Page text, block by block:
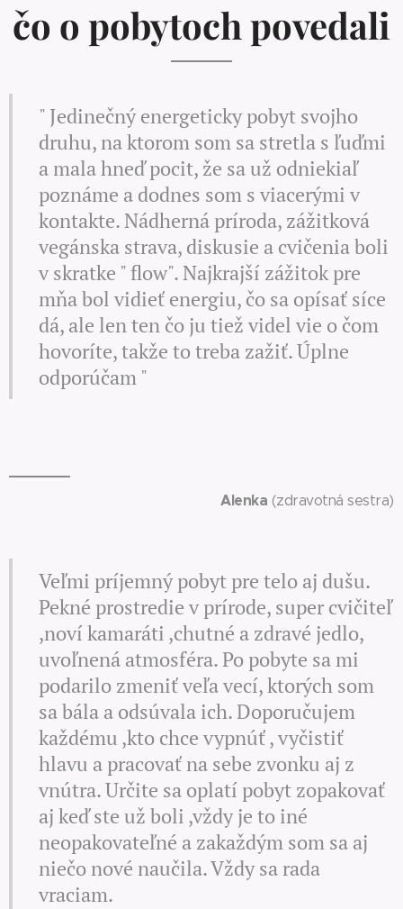
čo o pobytoch povedali
" Jedinečný energeticky pobyt svojho
druhu, na ktorom som sa stretla s ľuďmi
a mala hneď pocit, že sa už odniekiaľ
poznáme a dodnes som s viacerými v
kontakte. Nádherná príroda, zážitková
vegánska strava, diskusie a cvičenia boli
v skratke " flow". Najkrajší zážitok pre
mňa bol vidieť energiu, čo sa opísať síce
dá, ale len ten čo ju tiež videl vie o čom
hovoríte, takže to treba zažiť. Úplne
odporúčam "
Alenka (zdravotná sestra)
Veľmi príjemný pobyt pre telo aj dušu.
Pekné prostredie v prírode, super cvičiteľ
,noví kamaráti ,chutné a zdravé jedlo,
uvoľnená atmosféra. Po pobyte sa mi
podarilo zmeniť veľa vecí, ktorých som
sa bála a odsúvala ich. Doporučujem
každému ,kto chce vypnúť , vyčistiť
hlavu a pracovať na sebe zvonku aj z
vnútra. Určite sa oplatí pobyt zopakovať
aj keď ste už boli ,vždy je to iné
neopakovateľné a zakaždým som sa aj
niečo nové naučila. Vždy sa rada
vraciam.